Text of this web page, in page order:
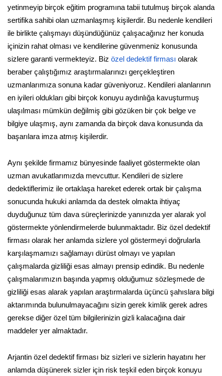
yetinmeyip birçok eğitim programına tabii tutulmuş birçok alanda
sertifika sahibi olan uzmanlaşmış kişilerdir. Bu nedenle kendileri
ile birlikte çalışmayı düşündüğünüz çalışacağınız her konuda
içinizin rahat olması ve kendilerine güvenmeniz konusunda
sizlere garanti vermekteyiz. Biz özel dedektif firması olarak
beraber çalıştığımız araştırmalarınızı gerçekleştiren
uzmanlarımıza sonuna kadar güveniyoruz. Kendileri alanlarının
en iyileri oldukları gibi birçok konuyu aydınlığa kavuşturmuş
ulaşılması mümkün değilmiş gibi gözüken bir çok belge ve
bilgiye ulaşmış, aynı zamanda da birçok dava konusunda da
başarılara imza atmış kişilerdir.
Aynı şekilde firmamız bünyesinde faaliyet göstermekte olan
uzman avukatlarımızda mevcuttur. Kendileri de sizlere
dedektiflerimiz ile ortaklaşa hareket ederek ortak bir çalışma
sonucunda hukuki anlamda da destek olmakta ihtiyaç
duyduğunuz tüm dava süreçlerinizde yanınızda yer alarak yol
göstermekte yönlendirmelerde bulunmaktadır. Biz özel dedektif
firması olarak her anlamda sizlere yol göstermeyi doğrularla
karşılaşmamızı sağlamayı dürüst olmayı ve yapılan
çalışmalarda gizliliği esas almayı prensip edindik. Bu nedenle
çalışmalarımızın başında yapmış olduğumuz sözleşmede de
gizliliği esas alarak yapılan araştırmalarda üçüncü şahıslara bilgi
aktarımında bulunulmayacağını sizin gerek kimlik gerek adres
gerekse diğer özel tüm bilgilerinizin gizli kalacağına dair
maddeler yer almaktadır.
Arjantin özel dedektif firması biz sizleri ve sizlerin hayatını her
anlamda düşünerek sizler için risk teşkil eden birçok konuyu